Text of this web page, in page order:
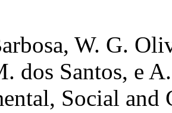
W. G.
dos Santos, e
Social and